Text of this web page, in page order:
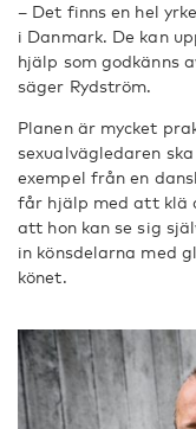
– Det finns en hel
i Danmark. De kan
hjälp som godkänns
säger Rydström.
Planen är mycket
sexualvägledaren
exempel från en
får hjälp med att klä
att hon kan se sig
in könsdelarna med
könet.